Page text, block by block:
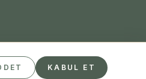
Mastercard Havale/EFT
KABUL ET